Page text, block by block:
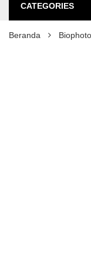
CATEGORIES
Beranda